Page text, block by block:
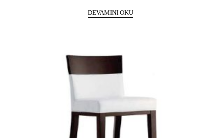
DEVAMINI OKU